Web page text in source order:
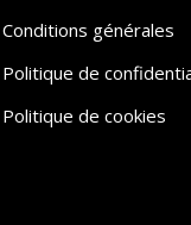
Conditions générales
Politique de
Politique de cookies